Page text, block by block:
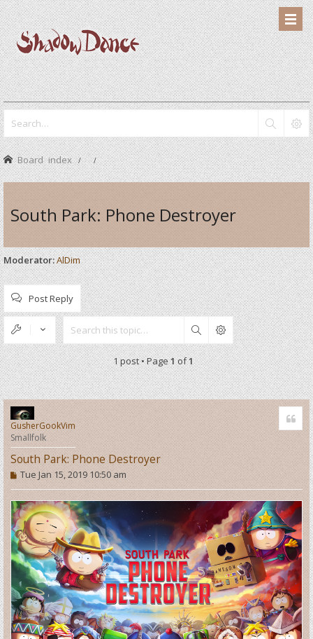
Board index
South Park: Phone Destroyer
Moderator:AlDim
Post Reply
Search
1 post • Page1of1
GusherGookVim
Smallfolk
South Park: Phone Destroyer
P
o
s
t
Tue Jan 15, 2019 10:50 am